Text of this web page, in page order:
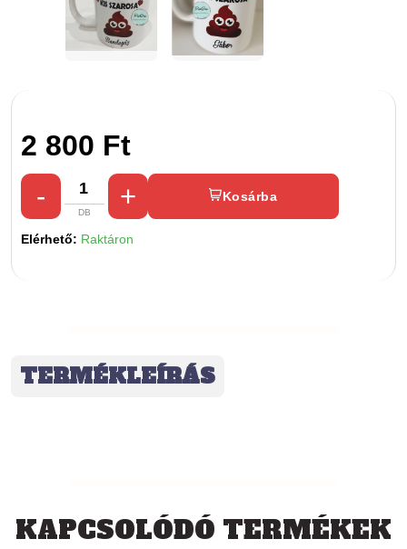
2 800 Ft
Kosárba
Elérhető: Raktáron
TERMÉKLEÍRÁS
KAPCSOLÓDÓ TERMÉKEK